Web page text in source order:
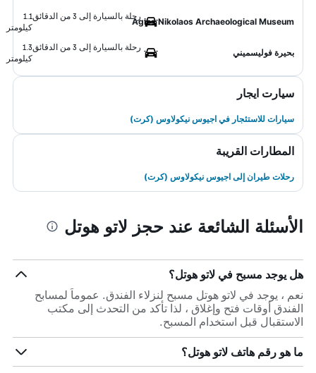
Agios Nikolaos Archaeological Museum
رحلة بالسيارة إلى 3 من الدقائق
1.1
كيلومتر
بحيرة فوليسميني
رحلة بالسيارة إلى 3 من الدقائق
1.3
كيلومتر
سيارت ايجار
سيارات للاستئجار في اجيوس نيكولاوس (كرت)
المطارات القريبة
رحلات طيران إلى اجيوس نيكولاوس (كرت)
الأسئلة الشائعة عند حجز لاتو هوتل
هل يوجد مسبح في لاتو هوتل؟
نعم ، يوجد في لاتو هوتل مسبح لنزلاء الفندق. عموماً لمسابح
الفندق أوقات فتح وإغلاق ، لذا تأكد من التحدث إلى مكتب
الاستقبال قبل استخدام المسبح.
ما هو رقم هاتف لاتو هوتل؟